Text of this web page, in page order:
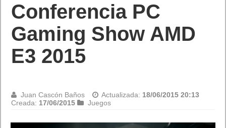
Conferencia PC
Gaming Show AMD
E3 2015
Juan Cascón Baños Actualizada: 18/06/2015 20:13
Creada: 17/06/2015 Juegos